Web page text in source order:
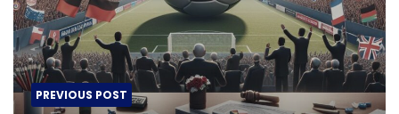
PREVIOUS POST